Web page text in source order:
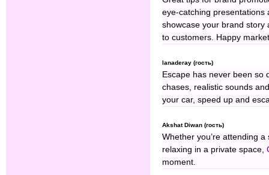
eye-catching presentations
showcase your brand story
to customers. Happy
lanaderay (гость)
Escape has never been so
chases, realistic sounds
your car, speed up and
Akshat Diwan (гость)
Whether you’re attending
relaxing in a private space,
moment.